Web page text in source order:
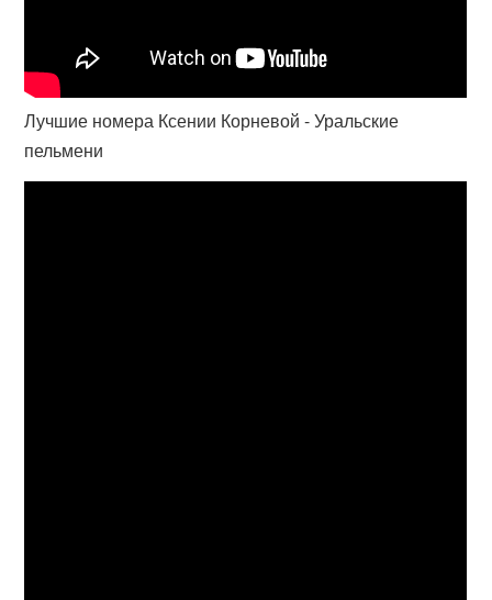
Лучшие номера Ксении Корневой - Уральские
пельмени